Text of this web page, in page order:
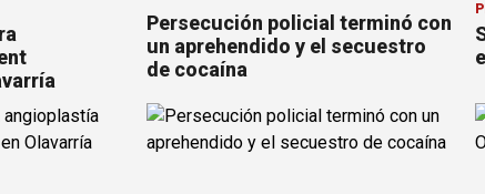
Persecución policial terminó con
un aprehendido y el secuestro
de cocaína